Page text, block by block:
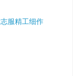
服精工细作